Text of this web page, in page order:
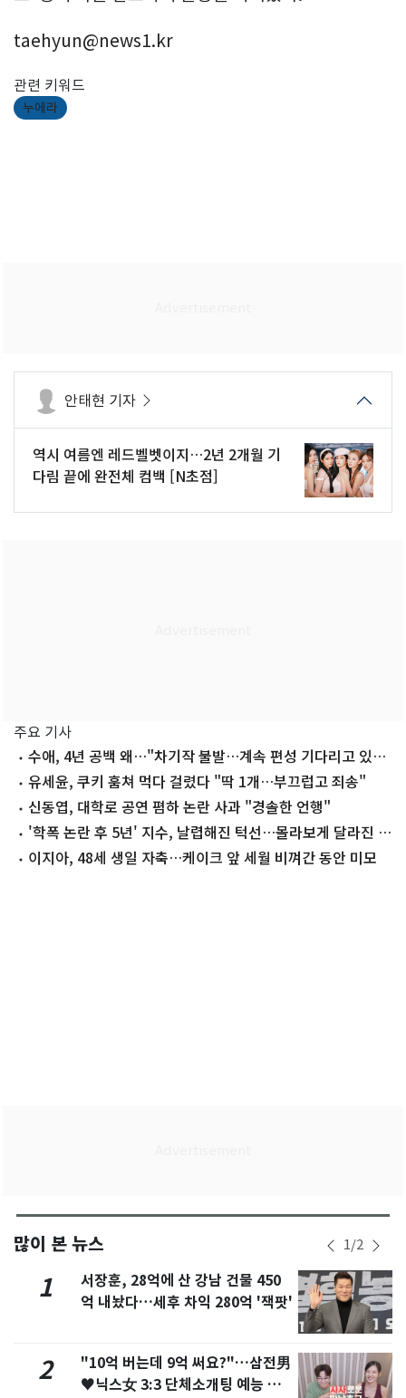
taehyun@news1.kr
관련 키워드
누에라
안태현 기자
역시 여름엔 레드벨벳이지…2년 2개월 기
다림 끝에 완전체 컴백 [N초점]
주요 기사
수애, 4년 공백 왜…"차기작 불발…계속 편성 기다리고 있
다"유세윤, 쿠키 훔쳐 먹다 걸렸다 "딱 1개…부끄럽고 죄송"
신동엽, 대학로 공연 폄하 논란 사과 "경솔한 언행"
'학폭 논란 후 5년' 지수, 날렵해진 턱선…몰라보게 달라진 근
황 이지아, 48세 생일 자축…케이크 앞 세월 비껴간 동안 미모
많이 본 뉴스 1/2
1
서장훈, 28억에 산 강남 건물 450
억 내놨다…세후 차익 280억 '잭팟'
2
"10억 버는데 9억 써요?"…삼전男
♥닉스女 3:3 단체소개팅 예능 화